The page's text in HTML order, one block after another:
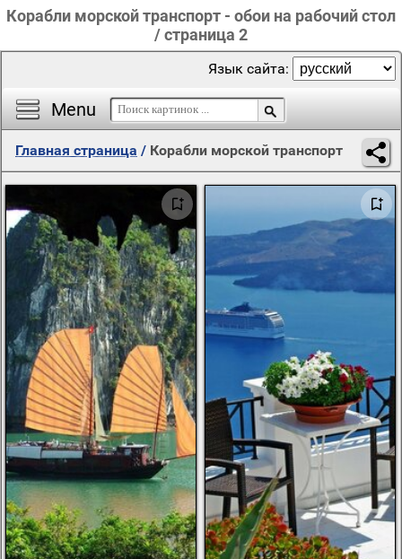
Корабли морской транспорт - обои на рабочий стол
/ страница 2
Menu
Язык сайта:
Главная страница / Корабли морской транспорт